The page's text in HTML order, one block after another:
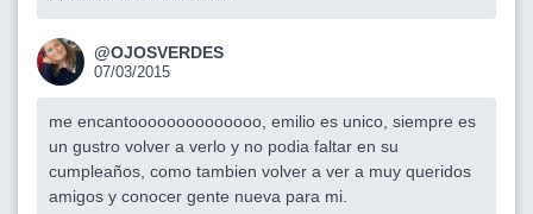
@OJOSVERDES
07/03/2015
me encantoooooooooooooo, emilio es unico, siempre es
un gustro volver a verlo y no podia faltar en su
cumpleaños, como tambien volver a ver a muy queridos
amigos y conocer gente nueva para mi.